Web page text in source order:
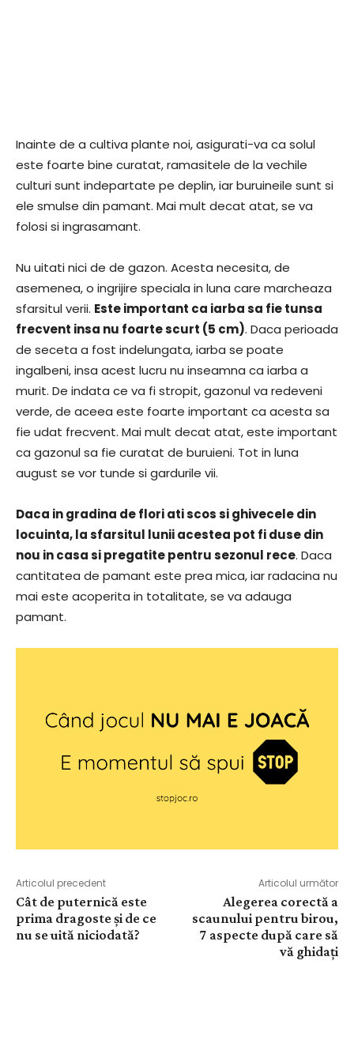
Inainte de a cultiva plante noi, asigurati-va ca solul
este foarte bine curatat, ramasitele de la vechile
culturi sunt indepartate pe deplin, iar buruineile sunt si
ele smulse din pamant. Mai mult decat atat, se va
folosi si ingrasamant.
Nu uitati nici de de gazon. Acesta necesita, de
asemenea, o ingrijire speciala in luna care marcheaza
sfarsitul verii. Este important ca iarba sa fie tunsa
frecvent insa nu foarte scurt (5 cm). Daca perioada
de seceta a fost indelungata, iarba se poate
ingalbeni, insa acest lucru nu inseamna ca iarba a
murit. De indata ce va fi stropit, gazonul va redeveni
verde, de aceea este foarte important ca acesta sa
fie udat frecvent. Mai mult decat atat, este important
ca gazonul sa fie curatat de buruieni. Tot in luna
august se vor tunde si gardurile vii.
Daca in gradina de flori ati scos si ghivecele din
locuinta, la sfarsitul lunii acestea pot fi duse din
nou in casa si pregatite pentru sezonul rece. Daca
cantitatea de pamant este prea mica, iar radacina nu
mai este acoperita in totalitate, se va adauga
pamant.
Articolul precedent
Cât de puternică este
prima dragoste și de ce
nu se uită niciodată?
Articolul următor
Alegerea corectă a
scaunului pentru birou,
7 aspecte după care să
vă ghidați